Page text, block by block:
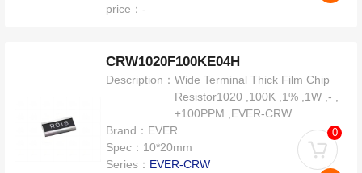
price：-
CRW1020F100KE04H
Description：Wide Terminal Thick Film Chip
Resistor1020 ,100K ,1% ,1W ,- ,
±100PPM ,EVER-CRW
Brand： EVER
Spec： 10*20mm
Series： EVER-CRW
0